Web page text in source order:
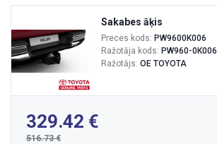
Sakabes āķis
Preces kods: PW9600K006
Ražotāja kods: PW960-0K006
Ražotājs: OE TOYOTA
329.42
516.73